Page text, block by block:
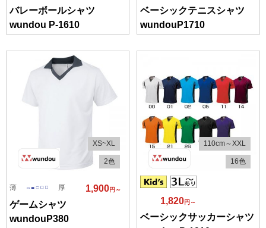
バレーボールシャツ
wundou P-1610
ベーシックテニスシャツ
wundouP1710
2色
XS~XL
薄 厚 1,900円～
ゲームシャツ
wundouP380
16色
110cm～XXL
1,820円～
ベーシックサッカーシャツ